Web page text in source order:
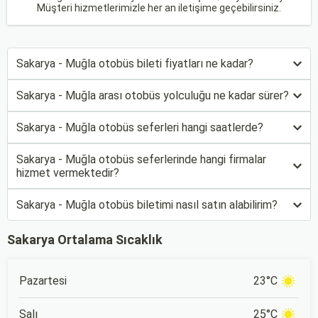
Müşteri hizmetlerimizle her an iletişime geçebilirsiniz.
Sakarya - Muğla otobüs bileti fiyatları ne kadar?
Sakarya - Muğla arası otobüs yolculuğu ne kadar sürer?
Sakarya - Muğla otobüs seferleri hangi saatlerde?
Sakarya - Muğla otobüs seferlerinde hangi firmalar
hizmet vermektedir?
Sakarya - Muğla otobüs biletimi nasıl satın alabilirim?
Sakarya Ortalama Sıcaklık
Pazartesi 23°C
Salı 25°C